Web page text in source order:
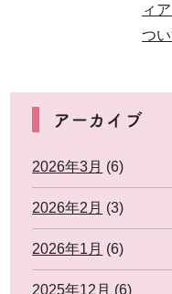
ィ
つ
アーカイブ
2026年3月 (6)
2026年2月 (3)
2026年1月 (6)
2025年12月 (6)